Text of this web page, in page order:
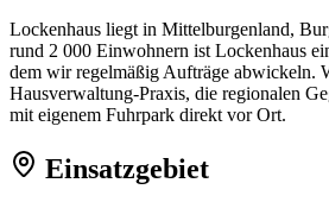
Lockenhaus liegt in Mittelburgenland,
rund 2 000 Einwohnern ist Lockenhaus
dem wir regelmäßig Aufträge abwickeln.
Hausverwaltung-Praxis, die regionalen
mit eigenem Fuhrpark direkt vor Ort.
Einsatzgebiet